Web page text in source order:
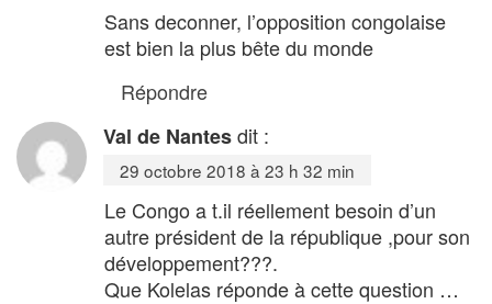
Sans deconner, l’opposition congolaise
est bien la plus bête du monde
Répondre
Val de Nantesdit :
29 octobre 2018 à 23 h 32 min
Le Congo a t.il réellement besoin d’un
autre président de la république ,pour son
développement???.
Que Kolelas réponde à cette question …